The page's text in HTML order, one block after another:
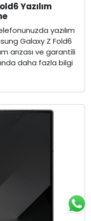
Yazılım
yazılım
Galaxy Z Fold6
arızası ve garantili
daha fazla bilgi